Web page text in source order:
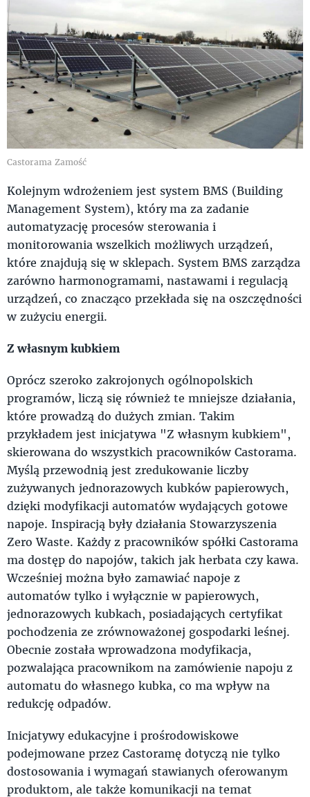
Castorama Zamość
Kolejnym wdrożeniem jest system BMS (Building
Management System), któryma za zadanie
automatyzację procesów sterowania i
monitorowania wszelkich możliwych urządzeń,
które znajdują się w sklepach. System BMS zarządza
zarówno harmonogramami, nastawami i regulacją
urządzeń, co znacząco przekłada się na oszczędności
w zużyciu energii.
Z własnym kubkiem
Oprócz szeroko zakrojonych ogólnopolskich
programów, liczą się również te mniejsze działania,
które prowadzą do dużych zmian. Takim
przykładem jest inicjatywa "Z własnym kubkiem",
skierowana do wszystkich pracowników Castorama.
Myślą przewodnią jest zredukowanie liczby
zużywanych jednorazowych kubków papierowych,
dzięki modyfikacji automatów wydających gotowe
napoje. Inspiracją były działania Stowarzyszenia
Zero Waste. Każdy z pracowników spółki Castorama
ma dostęp do napojów, takich jak herbata czy kawa.
Wcześniej można było zamawiać napoje z
automatów tylko i wyłącznie w papierowych,
jednorazowych kubkach, posiadających certyfikat
pochodzenia ze zrównoważonej gospodarki leśnej.
Obecnie została wprowadzona modyfikacja,
pozwalająca pracownikom na zamówienie napoju z
automatu do własnego kubka, co ma wpływ na
redukcję odpadów.
Inicjatywy edukacyjne i prośrodowiskowe
podejmowane przez Castoramę dotyczą nie tylko
dostosowania i wymagań stawianych oferowanym
produktom, ale także komunikacji na temat